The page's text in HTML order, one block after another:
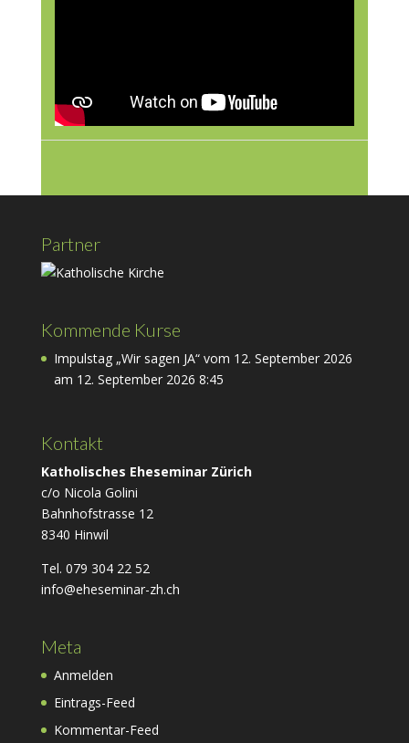
Partner
Kommende Kurse
Impulstag „Wir sagen JA“ vom 12. September 2026
am 12. September 2026 8:45
Kontakt
Katholisches Eheseminar Zürich
c/o Nicola Golini
Bahnhofstrasse 12
8340 Hinwil
Tel. 079 304 22 52
info@eheseminar-zh.ch
Meta
Anmelden
Eintrags-Feed
Kommentar-Feed